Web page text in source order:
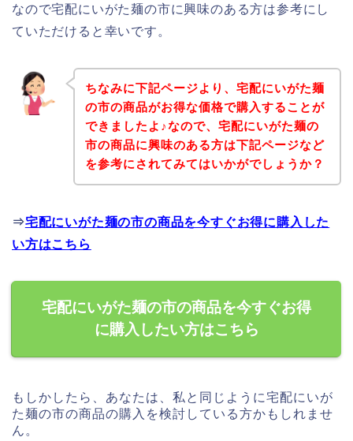
なので宅配にいがた麺の市に興味のある方は参考にし
ていただけると幸いです。
ちなみに下記ページより、宅配にいがた麺
の市の商品がお得な価格で購入することが
できましたよ♪なので、宅配にいがた麺の
市の商品に興味のある方は下記ページなど
を参考にされてみてはいかがでしょうか？
⇒宅配にいがた麺の市の商品を今すぐお得に購入した
い方はこちら
宅配にいがた麺の市の商品を今すぐお得
に購入したい方はこちら
もしかしたら、あなたは、私と同じように宅配にいが
た麺の市の商品の購入を検討している方かもしれませ
ん。